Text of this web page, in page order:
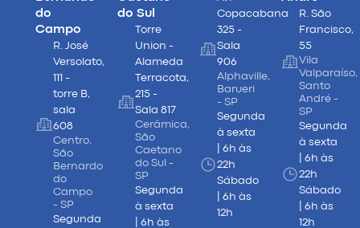
do
Campo
R. José
Versolato,
111 -
torre B,
sala
608
Centro,
São
Bernardo
do
Campo
- SP
Segunda
do Sul
Torre
Union -
Alameda
Terracota,
215 -
Sala 817
Cerâmica,
São
Caetano
do Sul -
SP
Segunda
à sexta
| 6h às
Copacabana
325 -
Sala
906
Alphaville,
Barueri
- SP
Segunda
à sexta
| 6h às
22h
Sábado
| 6h às
12h
R. São
Francisco,
55
Vila
Valparaíso,
Santo
André -
SP
Segunda
à sexta
| 6h às
22h
Sábado
| 6h às
12h